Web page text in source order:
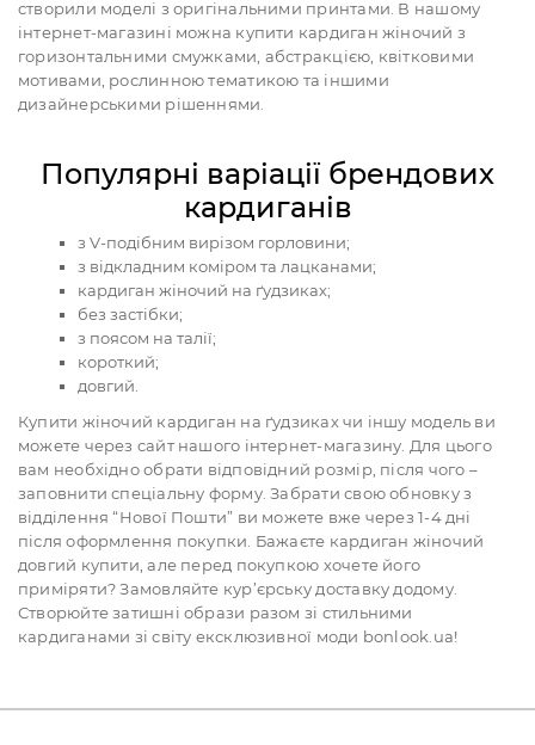
створили моделі з оригінальними принтами. В нашому
інтернет-магазині можна купити кардиган жіночий з
горизонтальними смужками, абстракцією, квітковими
мотивами, рослинною тематикою та іншими
дизайнерськими рішеннями.
Популярні варіації брендових
кардиганів
з V-подібним вирізом горловини;
з відкладним коміром та лацканами;
кардиган жіночий на ґудзиках;
без застібки;
з поясом на талії;
короткий;
довгий.
Купити жіночий кардиган на ґудзиках чи іншу модель ви
можете через сайт нашого інтернет-магазину. Для цього
вам необхідно обрати відповідний розмір, після чого –
заповнити спеціальну форму. Забрати свою обновку з
відділення “Нової Пошти” ви можете вже через 1-4 дні
після оформлення покупки. Бажаєте кардиган жіночий
довгий купити, але перед покупкою хочете його
приміряти? Замовляйте кур’єрську доставку додому.
Створюйте затишні образи разом зі стильними
кардиганами зі світу ексклюзивної моди bonlook.ua!